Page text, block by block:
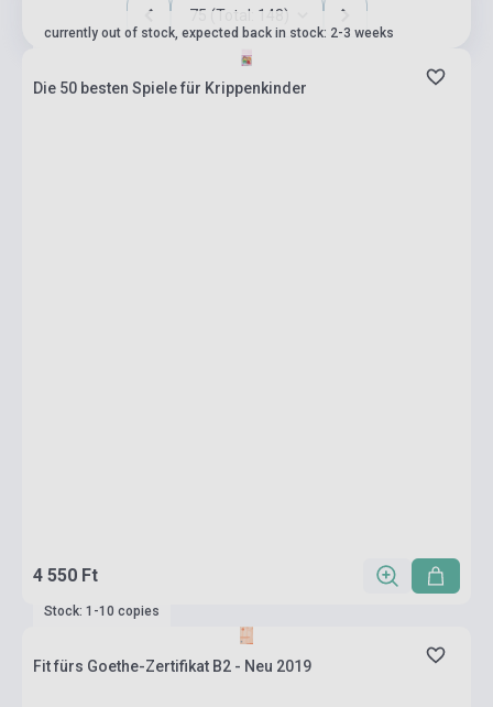
75 (Total: 148)
currently out of stock, expected back in stock: 2-3 weeks
Die 50 besten Spiele für Krippenkinder
4 550 Ft
Stock: 1-10 copies
Fit fürs Goethe-Zertifikat B2 - Neu 2019